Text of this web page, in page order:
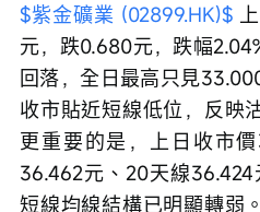
$紫金礦業 (02899.HK)$
元，跌0.680元，跌幅
回落，全日最高只見
收市貼近短線低位，反映
更重要的是，上日收市
36.462元、20天線36.424
短線均線結構已明顯轉弱